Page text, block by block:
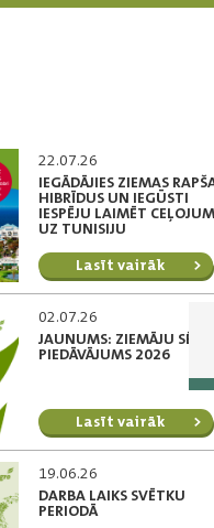
22.07.26
IEGĀDĀJIES ZIEMAS
HIBRĪDUS UN IEGŪSTI
IESPĒJU LAIMĒT
UZ TUNISIJU
Lasīt vairāk
02.07.26
JAUNUMS: ZIEMĀJU
PIEDĀVĀJUMS 2026
Lasīt vairāk
19.06.26
DARBA LAIKS SVĒTKU
PERIODĀ